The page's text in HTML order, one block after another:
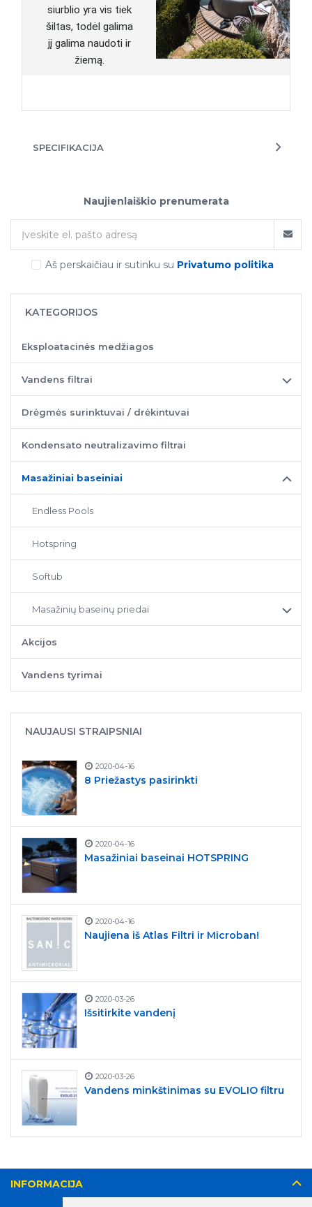
siurblio yra vis tiek
šiltas, todėl galima
jį galima naudoti ir
žiemą.
SPECIFIKACIJA
Naujienlaiškio prenumerata
Aš perskaičiau ir sutinku su Privatumo politika
KATEGORIJOS
Eksploatacinės medžiagos
Vandens filtrai
Drėgmės surinktuvai / drėkintuvai
Kondensato neutralizavimo filtrai
Masažiniai baseiniai
Endless Pools
Hotspring
Softub
Masažinių baseinų priedai
Akcijos
Vandens tyrimai
NAUJAUSI STRAIPSNIAI
2020-04-16
8 Priežastys pasirinkti
2020-04-16
Masažiniai baseinai HOTSPRING
2020-04-16
Naujiena iš Atlas Filtri ir Microban!
2020-03-26
Išsitirkite vandenį
2020-03-26
Vandens minkštinimas su EVOLIO filtru
INFORMACIJA